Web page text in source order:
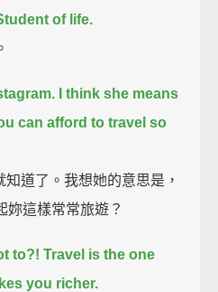
of life.
I think she means
can afford to travel so
道了。我想她的意思是，
妳這樣常常旅遊？
to?! Travel is the one
you richer.